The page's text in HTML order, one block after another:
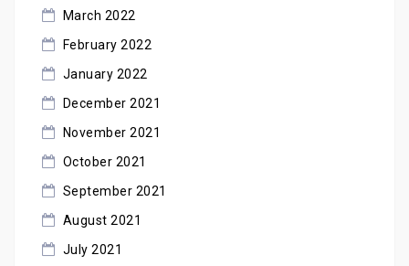
March 2022
February 2022
January 2022
December 2021
November 2021
October 2021
September 2021
August 2021
July 2021